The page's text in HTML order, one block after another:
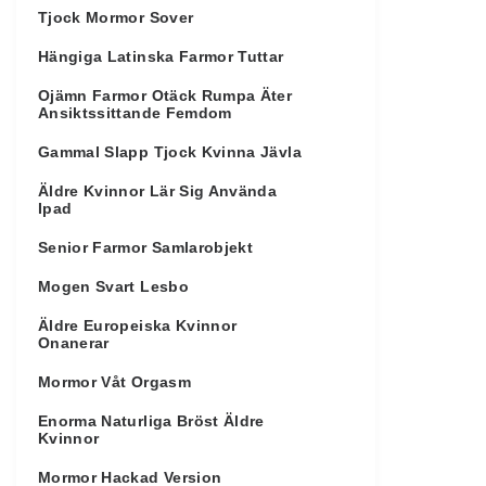
Tjock Mormor Sover
Hängiga Latinska Farmor Tuttar
Ojämn Farmor Otäck Rumpa Äter
Ansiktssittande Femdom
Gammal Slapp Tjock Kvinna Jävla
Äldre Kvinnor Lär Sig Använda
Ipad
Senior Farmor Samlarobjekt
Mogen Svart Lesbo
Äldre Europeiska Kvinnor
Onanerar
Mormor Våt Orgasm
Enorma Naturliga Bröst Äldre
Kvinnor
Mormor Hackad Version